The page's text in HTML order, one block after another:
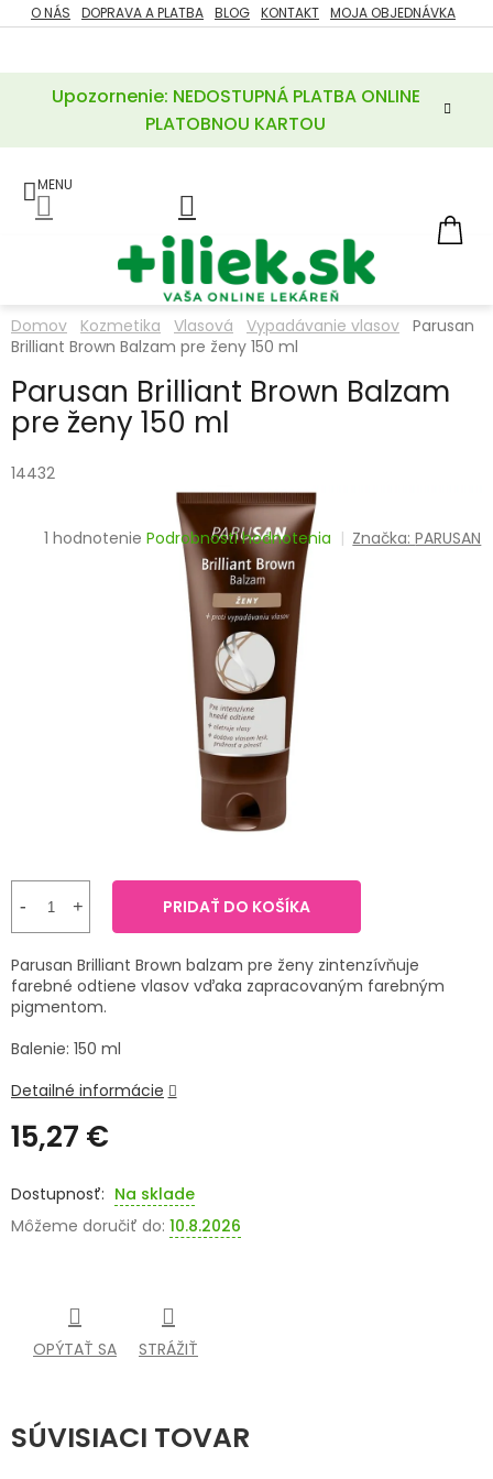
Prejsť
na
Upozornenie: NEDOSTUPNÁ PLATBA ONLINE
PLATOBNOU KARTOU
O NÁS DOPRAVA A PLATBA BLOG KONTAKT MOJA OBJEDNÁVKA
ZĽAVY
POTREBY
A
LIEKY
VITAMÍNY
MINERÁLY
PRÍRODNÉ
LIEKY
VETERINA
SENIORI
Prihlásenie
Domov Kozmetika Vlasová Vypadávanie vlasov Parusan
Brilliant Brown Balzam pre ženy 150 ml
Parusan Brilliant Brown Balzam
pre ženy 150 ml
14432
Priemerné
1 hodnotenie Podrobnosti hodnotenia Značka:PARUSAN
15,27 €
cena:
Na sklade
Môžeme doručiť do: 10.8.2026
PRIDAŤ DO KOŠÍKA
Parusan Brilliant Brown balzam pre ženy zintenzívňuje
farebné odtiene vlasov vďaka zapracovaným farebným
pigmentom.
Balenie: 150 ml
Detailné informácie
OPÝTAŤ SA STRÁŽIŤ
SÚVISIACI TOVAR